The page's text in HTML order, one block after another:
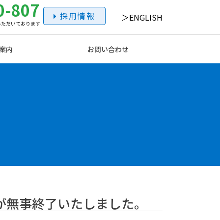
807
だいております
採用情報 ENGLISH
内 お問い合わせ
事終了いたしました。